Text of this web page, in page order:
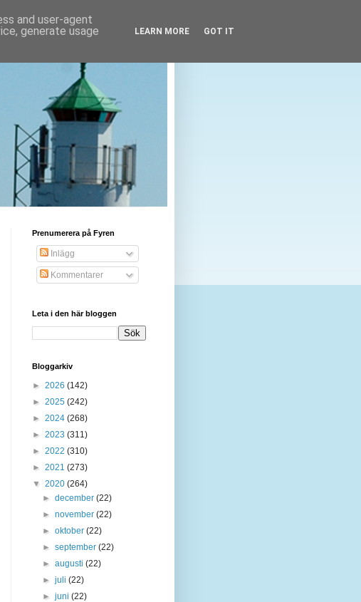
Prenumerera på Fyren
Inlägg
Kommentarer
Leta i den här bloggen
Bloggarkiv
► 2026 (142)
► 2025 (242)
► 2024 (268)
► 2023 (311)
► 2022 (310)
► 2021 (273)
▼ 2020 (264)
►december(22)
►november(22)
►oktober(22)
►september(22)
►augusti(22)
►juli(22)
►juni(22)
and user-agent
generate usage
LEARN MORE GOT IT